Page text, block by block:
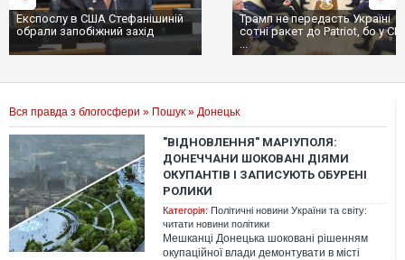
Експослу в США Стефанішиній
обрали запобіжний захід
Трамп не передасть Україні
сотні ракет до Patriot, бо у
...
Вся правда з блогосфери » Пошук » Донецьк
"ВІДНОВЛЕННЯ" МАРІУПОЛЯ:
ДОНЕЧЧАНИ ШОКОВАНІ ДІЯМИ
ОКУПАНТІВ І ЗАПИСУЮТЬ ОБУРЕНІ
РОЛИКИ
Категорія: Політичні новини України та світу:
читати новини політики
Мешканці Донецька шоковані рішенням
окупаційної влади демонтувати в місті